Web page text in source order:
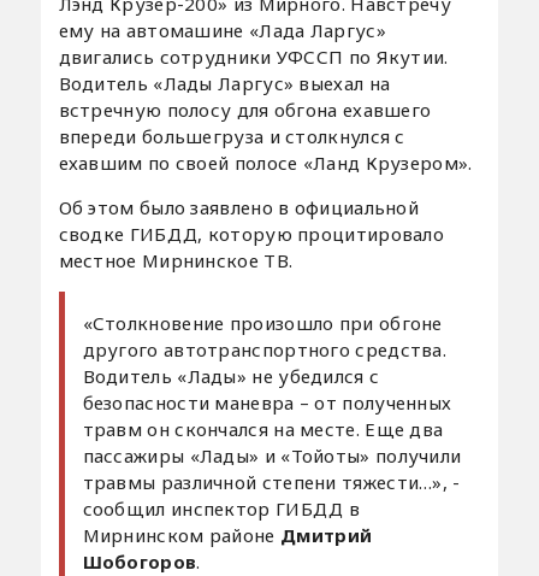
ему на автомашине «Лада Ларгус»
двигались сотрудники УФССП по Якутии.
Водитель «Лады Ларгус» выехал на
встречную полосу для обгона ехавшего
впереди большегруза и столкнулся с
ехавшим по своей полосе «Ланд Крузером».
Об этом было заявлено в официальной
сводке ГИБДД, которую процитировало
местное Мирнинское ТВ.
«Столкновение произошло при обгоне
другого автотранспортного средства.
Водитель «Лады» не убедился с
безопасности маневра – от полученных
травм он скончался на месте. Еще два
пассажиры «Лады» и «Тойоты» получили
травмы различной степени тяжести…», -
сообщил инспектор ГИБДД в
Мирнинском районе Дмитрий
Шобогоров.